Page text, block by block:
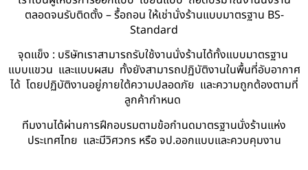
ตลอดจนรับติดตั้ง – รื้อถอน ให้เช่านั่งร้านแบบมาตรฐาน BS-
Standard
จุดแข็ง : บริษัทเราสามารถรับใช้งานนั่งร้านได้ทั้งแบบมาตรฐาน
แบบแขวน และแบบผสม ทั้งยังสามารถปฏิบัติงานในพื้นที่อับอากาศ
ได้ โดยปฏิบัติงานอยู่ภายใต้ความปลอดภัย และความถูกต้องตามที่
ลูกค้ากำหนด
ทีมงานได้ผ่านการฝึกอบรมตามข้อกำนดมาตรฐานนั่งร้านแห่ง
ประเทศไทย และมีวิศวกร หรือ จป.ออกแบบและควบคุมงาน